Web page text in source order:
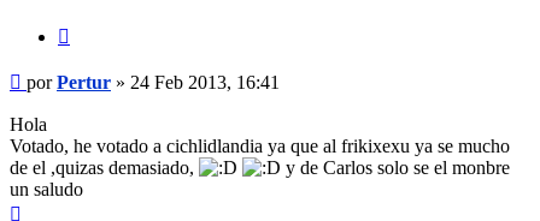
Mensaje
porPertur » 24 Feb 2013, 16:41
Hola
Votado, he votado a cichlidlandia ya que al frikixexu ya se mucho
de el ,quizas demasiado,
y de Carlos solo se el monbre
un saludo